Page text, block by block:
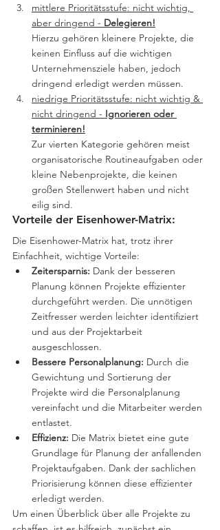
mittlere Prioritätsstufe: nicht wichtig,
aber dringend - Delegieren!
Hierzu gehören kleinere Projekte, die
keinen Einfluss auf die wichtigen
Unternehmensziele haben, jedoch
dringend erledigt werden müssen.
niedrige Prioritätsstufe: nicht wichtig &
nicht dringend - Ignorieren oder
terminieren!
Zur vierten Kategorie gehören meist
organisatorische Routineaufgaben oder
kleine Nebenprojekte, die keinen
großen Stellenwert haben und nicht
eilig sind.
Vorteile der Eisenhower-Matrix:
Die Eisenhower-Matrix hat, trotz ihrer
Einfachheit, wichtige Vorteile:
Zeitersparnis: Dank der besseren
Planung können Projekte effizienter
durchgeführt werden. Die unnötigen
Zeitfresser werden leichter identifiziert
und aus der Projektarbeit
ausgeschlossen.
Bessere Personalplanung: Durch die
Gewichtung und Sortierung der
Projekte wird die Personalplanung
vereinfacht und die Mitarbeiter werden
entlastet.
Effizienz: Die Matrix bietet eine gute
Grundlage für Planung der anfallenden
Projektaufgaben. Dank der sachlichen
Priorisierung können diese effizienter
erledigt werden.
Um einen Überblick über alle Projekte zu